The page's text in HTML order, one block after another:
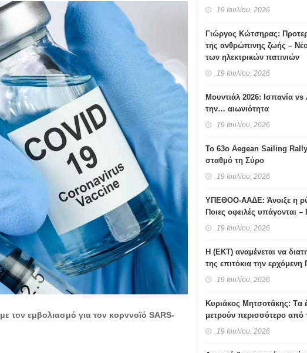
τον εμβολιασμό για τον κορvνοϊό SARS-
19 Ιουλίου, 2026
Γιώργος Κώτσηρας:
της ανθρώπινης ζωής –
των ηλεκτρικών πατινιών
19 Ιουλίου, 2026
Μουντιάλ 2026: Ισπανία vs
την… αιωνιότητα
19 Ιουλίου, 2026
Το 63ο Aegean Sailing
σταθμό τη Σύρο
19 Ιουλίου, 2026
ΥΠΕΘΟΟ-ΑΑΔΕ: Άνοιξε η
Ποιες οφειλές υπάγονται
19 Ιουλίου, 2026
H (ΕΚΤ) αναμένεται να
της επιτόκια την ερχόμενη
19 Ιουλίου, 2026
Κυριάκος Μητσοτάκης: Tα
μετρούν περισσότερο από
19 Ιουλίου, 2026